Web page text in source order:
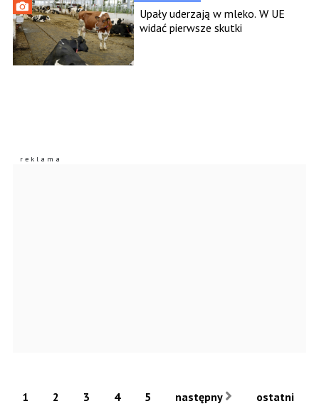
Upały uderzają w mleko. W UE
widać pierwsze skutki
1 2 3 4 5 następny ostatni